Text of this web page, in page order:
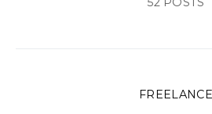
FREELANCE